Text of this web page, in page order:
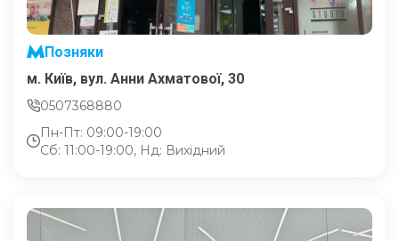
Позняки
м. Київ, вул. Анни Ахматової, 30
0507368880
Пн-Пт: 09:00-19:00
Сб: 11:00-19:00, Нд: Вихідний